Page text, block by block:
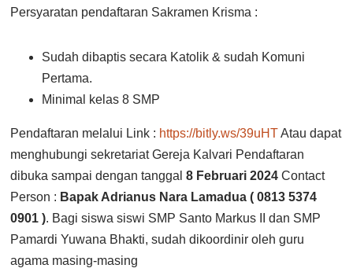
Persyaratan pendaftaran Sakramen Krisma :
Sudah dibaptis secara Katolik & sudah Komuni
Pertama.
Minimal kelas 8 SMP
Pendaftaran melalui Link : https://bitly.ws/39uHTAtau dapat
menghubungi sekretariat Gereja Kalvari Pendaftaran
dibuka sampai dengan tanggal8 Februari 2024 Contact
Person : Bapak Adrianus Nara Lamadua ( 0813 5374
0901 ). Bagi siswa siswi SMP Santo Markus II dan SMP
Pamardi Yuwana Bhakti, sudah dikoordinir oleh guru
agama masing-masing